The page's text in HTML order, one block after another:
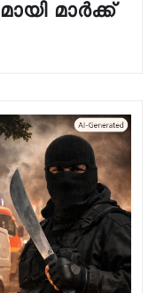
മാർക്ക്